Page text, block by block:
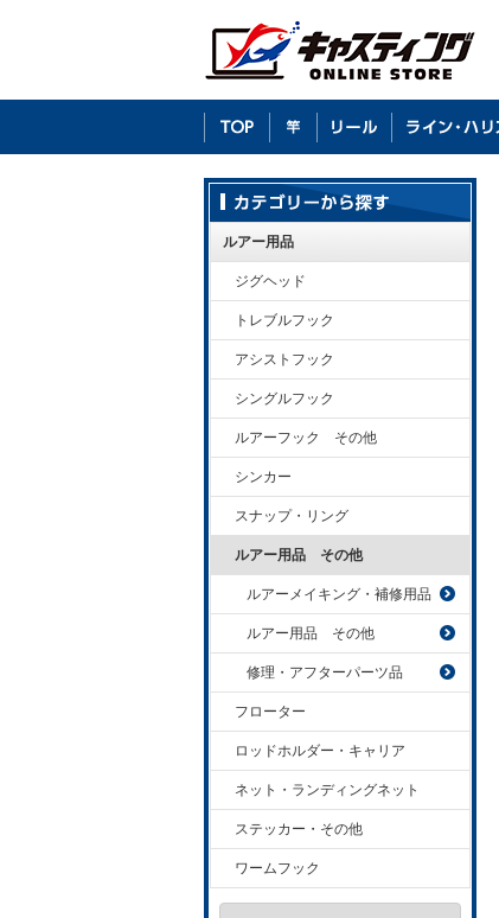
ルアー用品
ジグヘッド
トレブルフック
アシストフック
シングルフック
ルアーフック その他
シンカー
スナップ・リング
ルアー用品 その他
ルアーメイキング・補修用品
ルアー用品 その他
修理・アフターパーツ品
フローター
ロッドホルダー・キャリア
ネット・ランディングネット
ステッカー・その他
ワームフック